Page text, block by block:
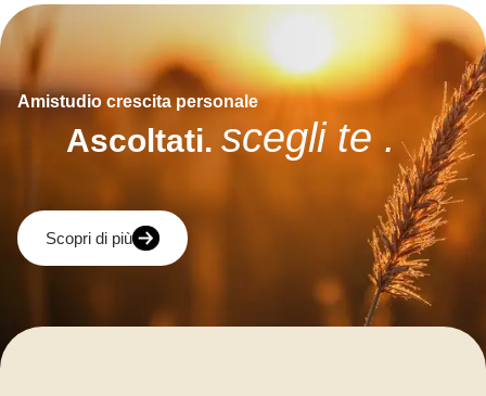
Amistudio crescita personale
Ascoltati. scegli te .
Scopri di più